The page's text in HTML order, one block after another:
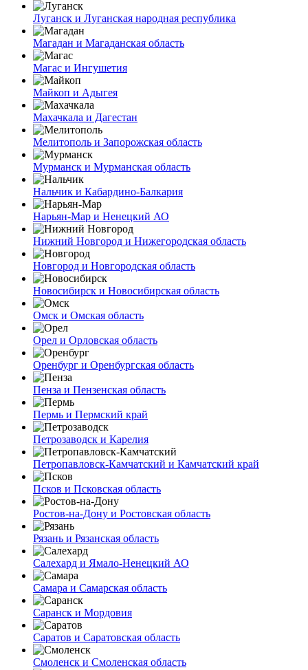
Луганск и Луганская народная республика
Магадан и Магаданская область
Магас и Ингушетия
Майкоп и Адыгея
Махачкала и Дагестан
Мелитополь и Запорожская область
Мурманск и Мурманская область
Нальчик и Кабардино-Балкария
Нарьян-Мар и Ненецкий АО
Нижний Новгород и Нижегородская область
Новгород и Новгородская область
Новосибирск и Новосибирская область
Омск и Омская область
Орел и Орловская область
Оренбург и Оренбургская область
Пенза и Пензенская область
Пермь и Пермский край
Петрозаводск и Карелия
Петропавловск-Камчатский и Камчатский край
Псков и Псковская область
Ростов-на-Дону и Ростовская область
Рязань и Рязанская область
Салехард и Ямало-Ненецкий АО
Самара и Самарская область
Саранск и Мордовия
Саратов и Саратовская область
Смоленск и Смоленская область